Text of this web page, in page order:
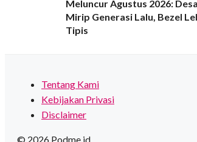
Meluncur Agustus 2026:
Mirip Generasi Lalu, Bezel
Tipis
Tentang Kami
Kebijakan Privasi
Disclaimer
© 2026 Podme.id.